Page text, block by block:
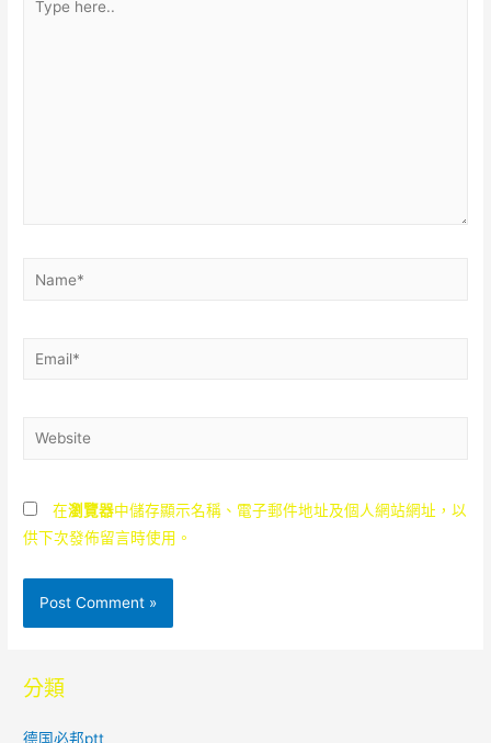
here..
Name*
Email*
Website
在瀏覽器中儲存顯示名稱、電子郵件地址及個人網站網址，以
供下次發佈留言時使用。
分類
德国必邦ptt